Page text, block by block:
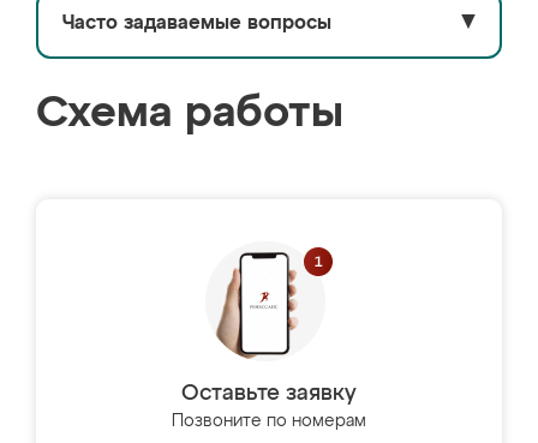
Часто задаваемые вопросы ▼
Схема работы
Оставьте заявку
Позвоните по номерам